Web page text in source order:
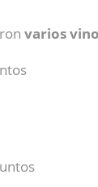
varios